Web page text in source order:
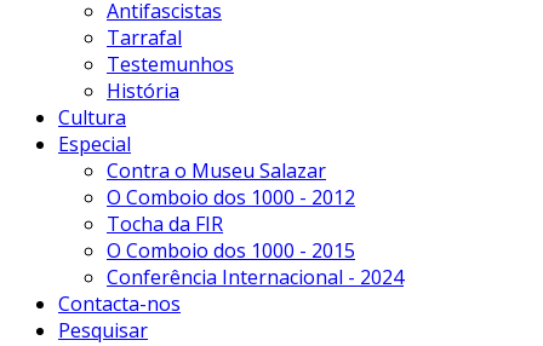
Antifascistas
Tarrafal
Testemunhos
História
Cultura
Especial
Contra o Museu Salazar
O Comboio dos 1000 - 2012
Tocha da FIR
O Comboio dos 1000 - 2015
Conferência Internacional - 2024
Contacta-nos
Pesquisar